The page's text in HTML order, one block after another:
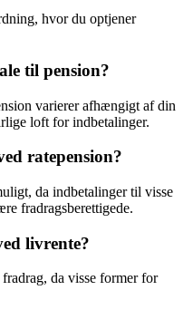
hvor du optjener
til pension?
varierer afhængigt af din
loft for indbetalinger.
ratepension?
da indbetalinger til visse
fradragsberettigede.
livrente?
da visse former for